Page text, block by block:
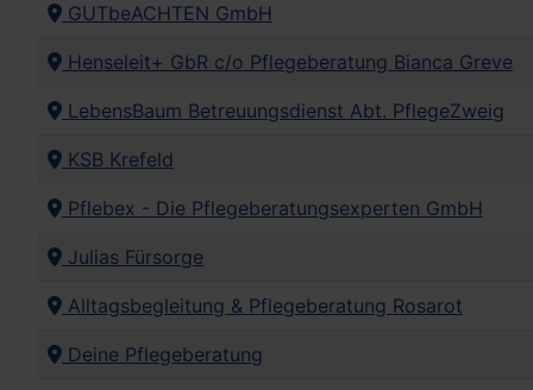
GUTbeACHTEN GmbH
Henseleit+ GbR c/o Pflegeberatung Bianca Greve
LebensBaum Betreuungsdienst Abt. PflegeZweig
KSB Krefeld
Pflebex - Die Pflegeberatungsexperten GmbH
Julias Fürsorge
Alltagsbegleitung & Pflegeberatung Rosarot
Deine Pflegeberatung